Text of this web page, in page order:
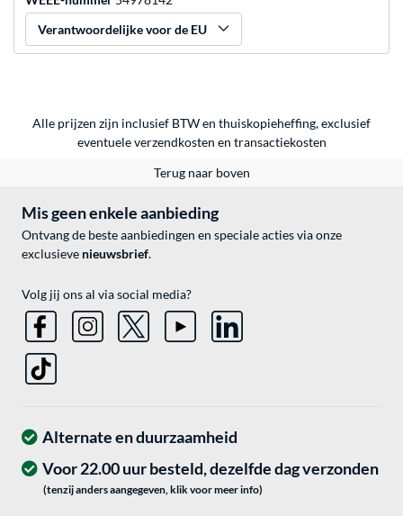
Verantwoordelijke voor de EU
Alle prijzen zijn inclusief BTW en thuiskopieheffing, exclusief
eventueleverzendkosten en transactiekosten
Terug naar boven
Mis geen enkele aanbieding
Ontvang de beste aanbiedingen en speciale acties via onze
exclusieve nieuwsbrief.
Volg jij ons al via social media?
Alternate en duurzaamheid
Voor 22.00 uur besteld, dezelfde dag verzonden
(tenzij anders aangegeven, klik voor meer info)